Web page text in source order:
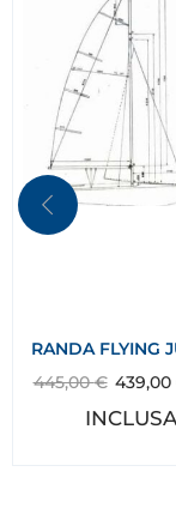
RANDA FLYING
445,00€ 439,00
INCLUSA